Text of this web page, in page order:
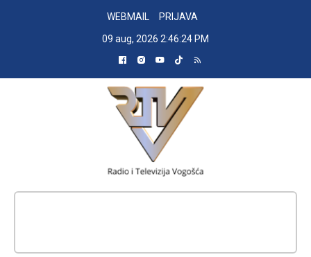
WEBMAIL
PRIJAVA
09 aug, 2026 2:46:25 PM